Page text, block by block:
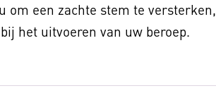
om een zachte stem te versterken,
het uitvoeren van uw beroep.